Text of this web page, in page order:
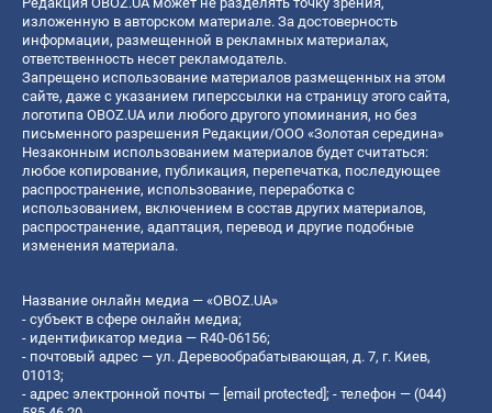
изложенную в авторском материале. За достоверность
информации, размещенной в рекламных материалах,
ответственность несет рекламодатель.
Запрещено использование материалов размещенных на этом
сайте, даже с указанием гиперссылки на страницу этого сайта,
логотипа OBOZ.UA или любого другого упоминания, но без
письменного разрешения Редакции/ООО «Золотая середина»
Незаконным использованием материалов будет считаться:
любое копирование, публикация, перепечатка, последующее
распространение, использование, переработка с
использованием, включением в состав других материалов,
распространение, адаптация, перевод и другие подобные
изменения материала.
Название онлайн медиа — «OBOZ.UA»
- субъект в сфере онлайн медиа;
- идентификатор медиа — R40-06156;
- почтовый адрес — ул. Деревообрабатывающая, д. 7, г. Киев,
01013;
- адрес электронной почты — [email protected] ; - телефон — (044)